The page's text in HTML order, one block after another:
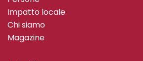
Impatto locale
Chi siamo
Magazine